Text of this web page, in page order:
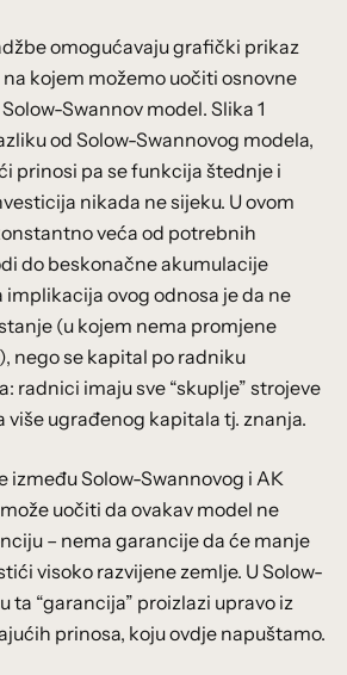
omogućavaju grafički prikaz
na kojem možemo uočiti osnovne
Swannov model. Slika 1
od Solow-Swannovog modela,
prinosi pa se funkcija štednje i
nikada ne sijeku. U ovom
veća od potrebnih
do beskonačne akumulacije
implikacija ovog odnosa je da ne
(u kojem nema promjene
nego se kapital po radniku
radnici imaju sve “skuplje” strojeve
više ugrađenog kapitala tj. znanja.
između Solow-Swannovog i AK
uočiti da ovakav model ne
– nema garancije da će manje
visoko razvijene zemlje. U Solow-
ta “garancija” proizlazi upravo iz
prinosa, koju ovdje napuštamo.